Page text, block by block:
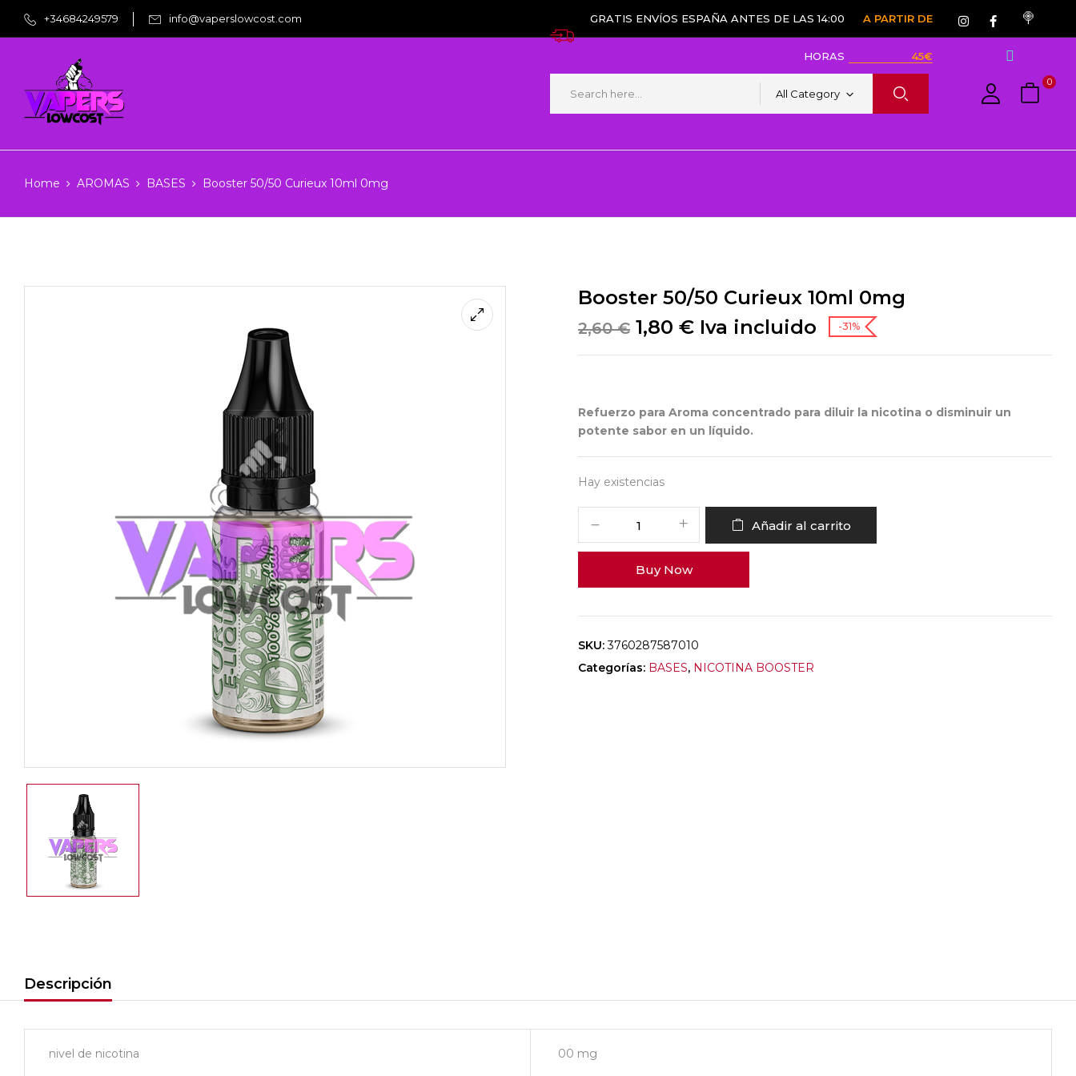
+34684249579 info@vaperslowcost.com GRATIS ENVÍOS ESPAÑA ANTES DE LAS 14:00
HORAS
A PARTIR DE
45€
All Category
0
Home AROMAS BASES Booster 50/50 Curieux 10ml 0mg
Booster 50/50 Curieux 10ml 0mg
2,60€ 1,80 € Iva incluido -31%
Refuerzo para Aroma concentrado para diluir la nicotina o disminuir un
potente sabor en un líquido.
Hay existencias
Añadir al carrito
Buy Now
SKU:3760287587010
Categorías: BASES, NICOTINA BOOSTER
Descripción
nivel de nicotina 00 mg